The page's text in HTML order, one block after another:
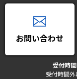
お問い合わせ
受付時間
受付時間